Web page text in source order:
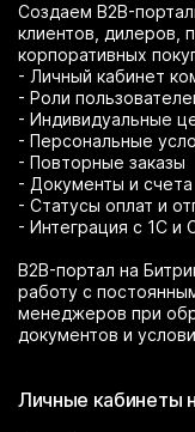
Создаем B2B-
клиентов, дилеров,
корпоративных
- Личный кабинет
- Роли
- Индивидуальные
- Персональные
- Повторные заказы
- Документы и счета
- Статусы оплат и
- Интеграция с 1С и
B2B-портал на
работу с
менеджеров при
документов и
Личные кабинеты